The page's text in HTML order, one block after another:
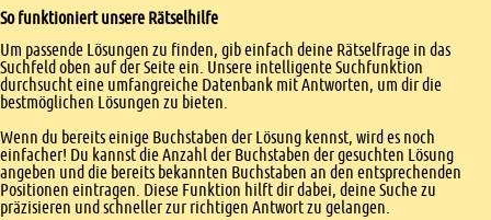
So funktioniert unsere Rätselhilfe
Um passende Lösungen zu finden, gib einfach deine Rätselfrage in das
Suchfeld oben auf der Seite ein. Unsere intelligente Suchfunktion
durchsucht eine umfangreiche Datenbank mit Antworten, um dir die
bestmöglichen Lösungen zu bieten.
Wenn du bereits einige Buchstaben der Lösung kennst, wird es noch
einfacher! Du kannst die Anzahl der Buchstaben der gesuchten Lösung
angeben und die bereits bekannten Buchstaben an den entsprechenden
Positionen eintragen. Diese Funktion hilft dir dabei, deine Suche zu
präzisieren und schneller zur richtigen Antwort zu gelangen.